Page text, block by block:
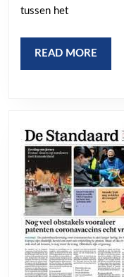
tussen het
READ MORE
MORE